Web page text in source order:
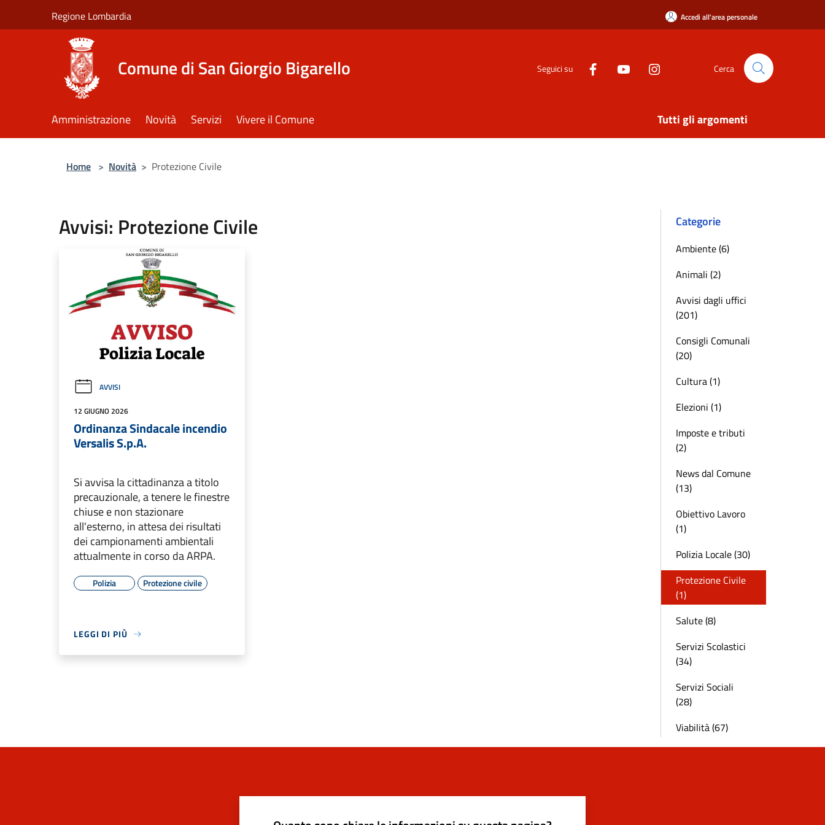
Regione Lombardia Accedi all'area personale
Comune di San Giorgio Bigarello Seguici su Cerca
Amministrazione Novità Servizi Vivere il Comune Tutti gli argomenti
Home > Novità > Protezione Civile
Avvisi: Protezione Civile
AVVISI
12 GIUGNO 2026
Ordinanza Sindacale incendio
Versalis S.p.A.
Si avvisa la cittadinanza a titolo
precauzionale, a tenere le finestre
chiuse e non stazionare
all'esterno, in attesa dei risultati
dei campionamenti ambientali
attualmente in corso da ARPA.
Polizia Protezione civile
LEGGI DI PIÙ
Categorie
Ambiente (6)
Animali (2)
Avvisi dagli uffici
(201)
Consigli Comunali
(20)
Cultura (1)
Elezioni (1)
Imposte e tributi
(2)
News dal Comune
(13)
Obiettivo Lavoro
(1)
Polizia Locale (30)
Protezione Civile
(1)
Salute (8)
Servizi Scolastici
(34)
Servizi Sociali
(28)
Viabilità (67)